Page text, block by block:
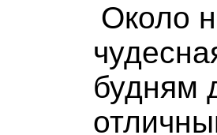
Около
будням